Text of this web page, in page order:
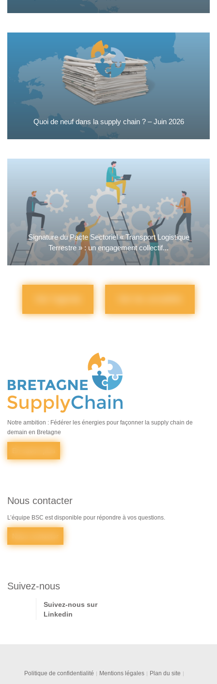
Quoi de neuf dans la supply chain ? – Juin 2026
Signature du Pacte Sectoriel « Transport Logistique
Terrestre » : un engagement collectif...
Notre ambition : Fédérer les énergies pour façonner la supply chain de
demain en Bretagne
Nous contacter
L’équipe BSC est disponible pour répondre à vos questions.
Suivez-nous
Suivez-nous sur
Linkedin
Politique de confidentialité Mentions légales Plan du site